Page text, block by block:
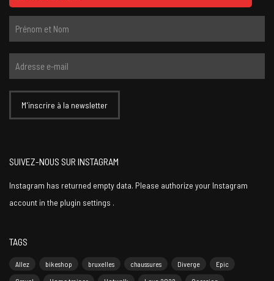
SUIVEZ-NOUS SUR INSTAGRAM
Instagram has returned empty data. Please authorize your Instagram
account in the plugin settings .
TAGS
Allez bikeshop bruxelles chaussures Diverge
Epic